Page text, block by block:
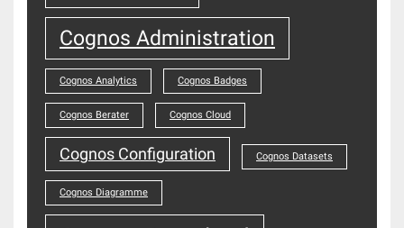
Cognos Administration
Cognos Analytics Cognos Badges
Cognos Berater Cognos Cloud
Cognos Configuration Cognos Datasets
Cognos Diagramme